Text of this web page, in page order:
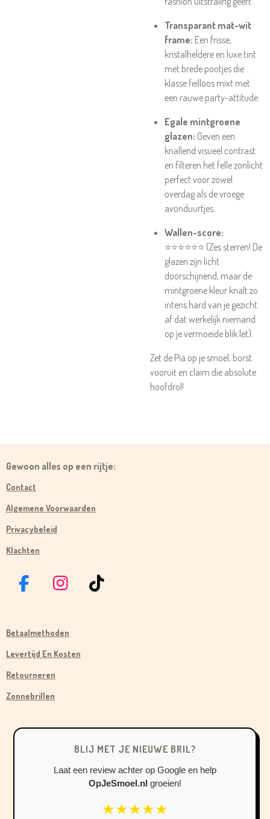
Transparant mat-wit
frame: Een frisse,
kristalheldere en luxe tint
met brede pootjes die
klasse feilloos mixt met
een rauwe party-attitude.
Egale mintgroene
glazen: Geven een
knallend visueel contrast
en filteren het felle zonlicht
perfect voor zowel
overdag als de vroege
avonduurtjes.
Wallen-score:
⭐⭐⭐⭐⭐⭐ (Zes sterren! De
glazen zijn licht
doorschijnend, maar de
mintgroene kleur knalt zo
intens hard van je gezicht
af dat werkelijk niemand
op je vermoeide blik let).
Zet de Pia op je smoel, borst
vooruit en claim die absolute
hoofdrol!
Gewoon alles op een rijtje:
Contact
Algemene Voorwaarden
Privacybeleid
Klachten
F
E
B
O
O
I
T
A
M
T
Betaalmethoden
Levertijd En Kosten
Retourneren
Zonnebrillen
BLIJ MET JE NIEUWE BRIL?
Laat een review achter op Google en help
OpJeSmoel.nl groeien!
★★★★★